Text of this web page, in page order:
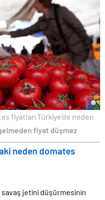
fiyatları Türkiye’de neden
fiyat düşmez
neden domates
savaş jetini düşürmesinin